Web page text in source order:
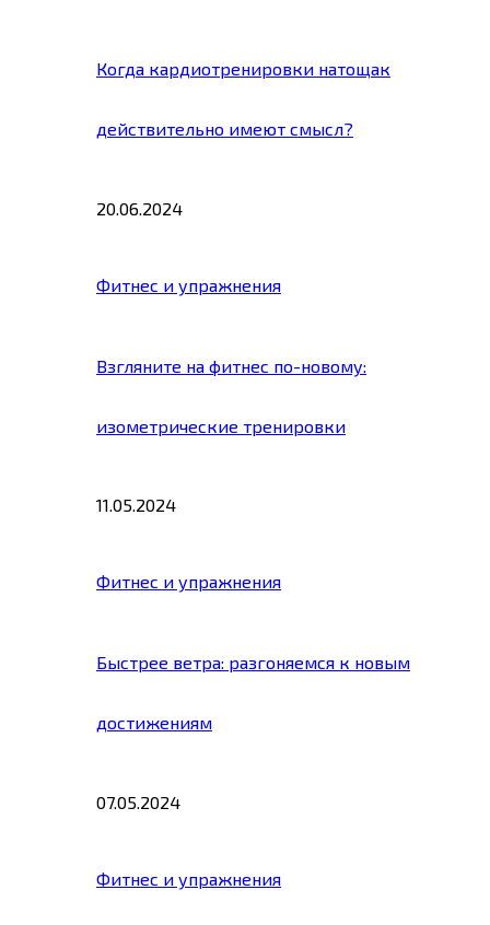
Когда кардиотренировки натощак
действительно имеют смысл?
20.06.2024
Фитнес и упражнения
Взгляните на фитнес по-новому:
изометрические тренировки
11.05.2024
Фитнес и упражнения
Быстрее ветра: разгоняемся к новым
достижениям
07.05.2024
Фитнес и упражнения